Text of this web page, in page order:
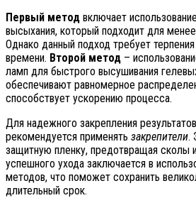
Первый метод включает
высыхания, который подходит для
Однако данный подход требует
времени. Второй метод –
ламп для быстрого высушивания
обеспечивают равномерное
способствует ускорению процесса.
Для надежного закрепления
рекомендуется применять закрепители.
защитную пленку, предотвращая сколы
успешного ухода заключается в
методов, что поможет сохранить
длительный срок.